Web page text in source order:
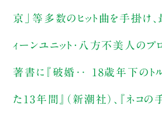
京」等多数のヒット曲を手掛け、
ィーンユニット・八方不美人のプ
著書に『破婚‥ 18歳年下のト
た13年間』（新潮社）、『ネコ